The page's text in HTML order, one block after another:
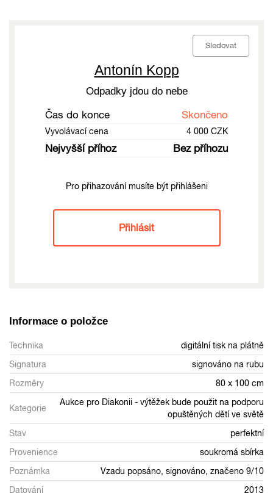
Sledovat
Antonín Kopp
Odpadky jdou do nebe
Čas do konce Skončeno
Vyvolávací cena 4 000 CZK
Nejvyšší příhoz Bez příhozu
Pro přihazování musíte být přihlášeni
Přihlásit
Informace o položce
Technika
digitální tisk na plátně
Signatura
signováno na rubu
Rozměry
80 x 100 cm
Kategorie
Aukce pro Diakonii - výtěžek bude použit na podporu
opuštěných dětí ve světě
Stav
perfektní
Provenience
soukromá sbírka
Poznámka
Vzadu popsáno, signováno, značeno 9/10
Datování
2013